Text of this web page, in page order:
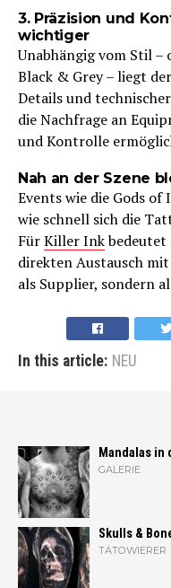
3. Präzision und
wichtiger
Unabhängig vom Stil –
Black & Grey – liegt
Details und
die Nachfrage an
und Kontrolle
Nah an der Szene
Events wie die Gods
wie schnell sich die
FürKiller Inkbedeutet
direkten Austausch
als Supplier, sondern
In this article: NEU
Mandalas in
GALERIE
Skulls &
TÄTOWIERER